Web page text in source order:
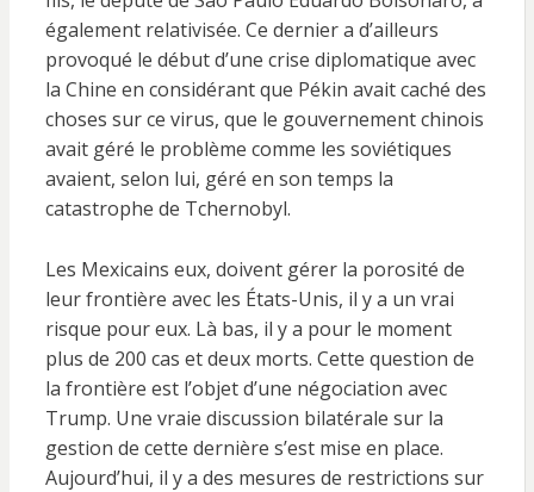
également relativisée. Ce dernier a d’ailleurs
provoqué le début d’une crise diplomatique avec
la Chine en considérant que Pékin avait caché des
choses sur ce virus, que le gouvernement chinois
avait géré le problème comme les soviétiques
avaient, selon lui, géré en son temps la
catastrophe de Tchernobyl.
Les Mexicains eux, doivent gérer la porosité de
leur frontière avec les États-Unis, il y a un vrai
risque pour eux. Là bas, il y a pour le moment
plus de 200 cas et deux morts. Cette question de
la frontière est l’objet d’une négociation avec
Trump. Une vraie discussion bilatérale sur la
gestion de cette dernière s’est mise en place.
Aujourd’hui, il y a des mesures de restrictions sur